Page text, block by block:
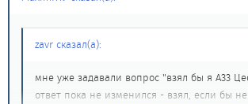
zavr сказал(а):
мне уже задавали вопрос "взял бы я А33
ответ пока не изменился - взял, если бы